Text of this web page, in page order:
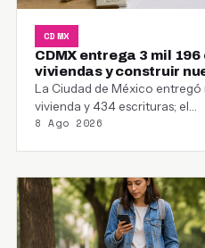
CDMX
CDMX entrega 3 mil
viviendas y construir
La Ciudad de México entregó
vivienda y 434 escrituras; el…
8 Ago 2026